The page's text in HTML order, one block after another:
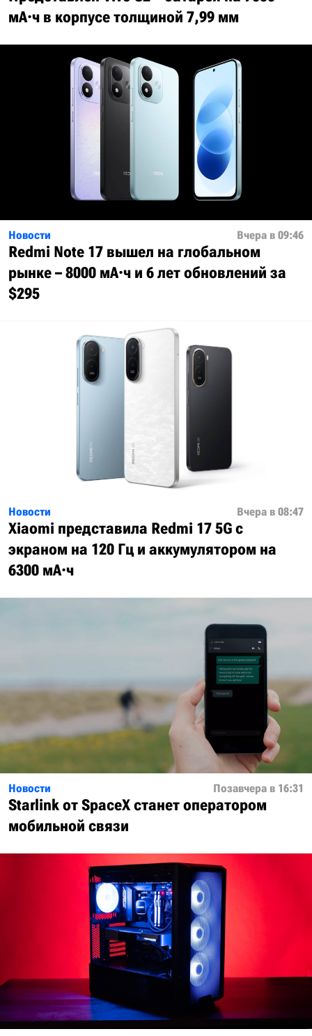
мА·ч в корпусе толщиной 7,99 мм
Новости Вчера в 09:46
Redmi Note 17 вышел на глобальном
рынке – 8000 мА·ч и 6 лет обновлений за
$295
Новости Вчера в 08:47
Xiaomi представила Redmi 17 5G с
экраном на 120 Гц и аккумулятором на
6300 мА·ч
Новости Позавчера в 16:31
Starlink от SpaceX станет оператором
мобильной связи